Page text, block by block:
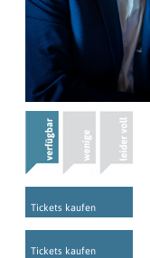
Tickets kaufen
Tickets kaufen